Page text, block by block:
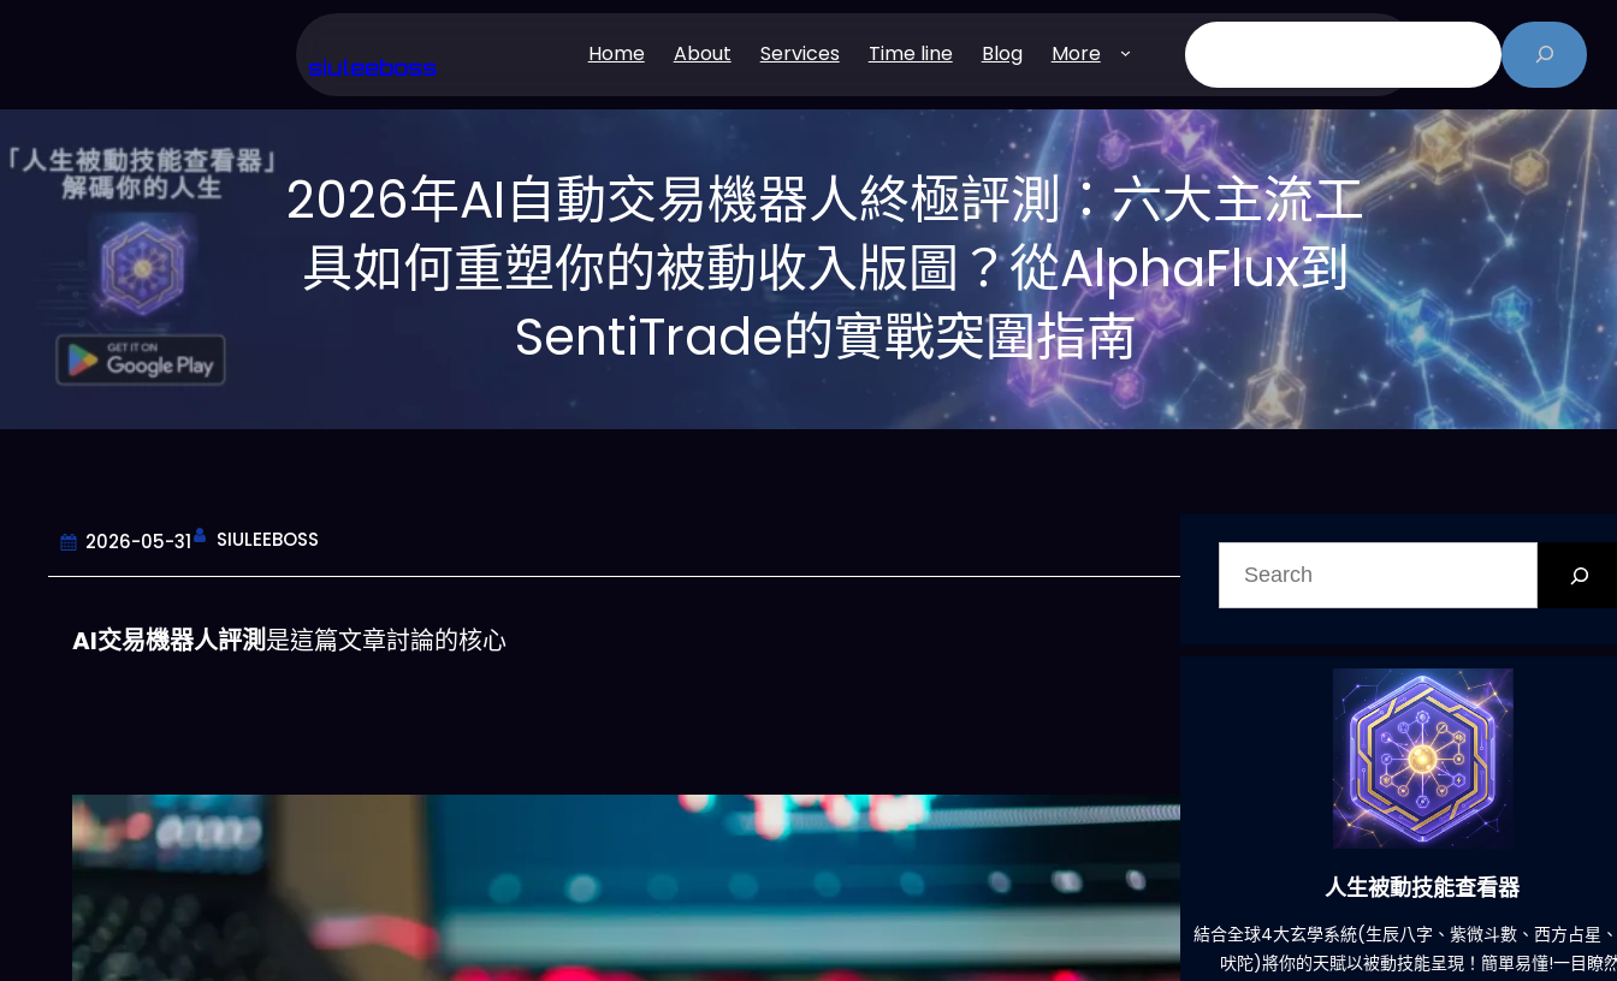
主
要
siuleeboss Home About Services Time line Blog More
搜
尋
2026年AI自動交易機器人終極評測：六大主流工
具如何重塑你的被動收入版圖？從AlphaFlux到
SentiTrade的實戰突圍指南
2026-05-31 SIULEEBOSS
AI交易機器人評測是這篇文章討論的核心
今晚吃什麽
惱
人生被動技能查看器
結合全球4大玄學系統(生辰八字、紫微斗數、西方占星、
吠陀)將你的天賦以被動技能呈現！簡單易懂!一目瞭然!